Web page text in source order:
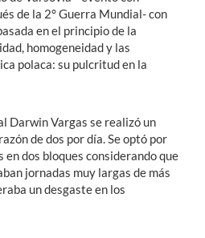
de la 2° Guerra Mundial- con
en el principio de la
homogeneidad y las
polaca: su pulcritud en la
Darwin Vargas se realizó un
de dos por día. Se optó por
dos bloques considerando que
jornadas muy largas de más
un desgaste en los